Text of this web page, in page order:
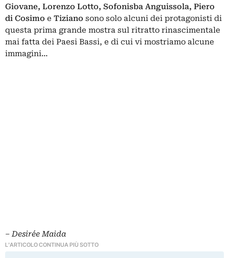
Giovane, Lorenzo Lotto, Sofonisba Anguissola, Piero
di Cosimo e Tiziano sono solo alcuni dei protagonisti di
questa prima grande mostra sul ritratto rinascimentale
mai fatta dei Paesi Bassi, e di cui vi mostriamo alcune
immagini…
– Desirée Maida
L'ARTICOLO CONTINUA PIÙ SOTTO